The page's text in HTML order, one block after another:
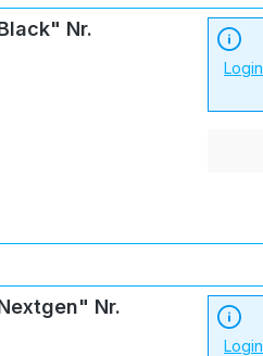
Nr.
Login
Nr.
Login